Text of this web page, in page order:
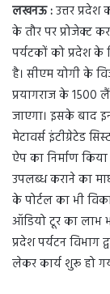
लखनऊ :उत्तर
के तौर पर प्रोजेक्ट
पर्यटकों को प्रदेश के
है। सीएम योगी के
प्रयागराज के 1500
जाएगा। इसके बाद
मेटावर्स इंटीग्रेटेड
ऐप का निर्माण
उपलब्ध कराने का
के पोर्टल का भी
ऑडियो टूर का लाभ
प्रदेश पर्यटन विभाग
लेकर कार्य शुरू हो